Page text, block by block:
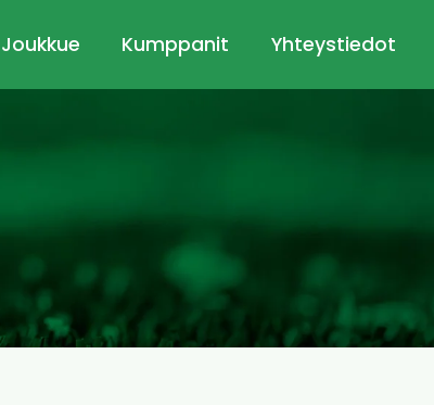
Joukkue Kumppanit Yhteystiedot